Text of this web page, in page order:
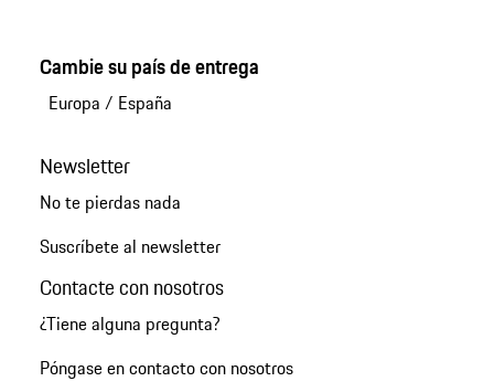
Cambie su país de entrega
Europa / España
Newsletter
No te pierdas nada
Suscríbete al newsletter
Contacte con nosotros
¿Tiene alguna pregunta?
Póngase en contacto con nosotros